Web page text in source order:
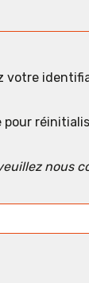
votre
nous